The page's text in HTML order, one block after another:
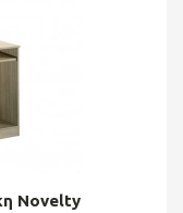
Novelty